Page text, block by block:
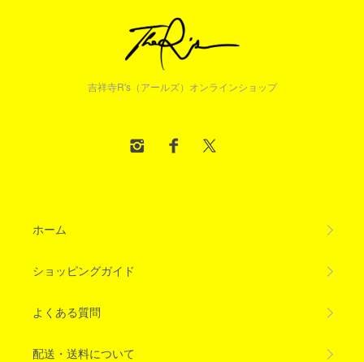
吉祥寺R's（アールズ）オンラインショップ
ホーム
ショッピングガイド
よくある質問
配送・送料について